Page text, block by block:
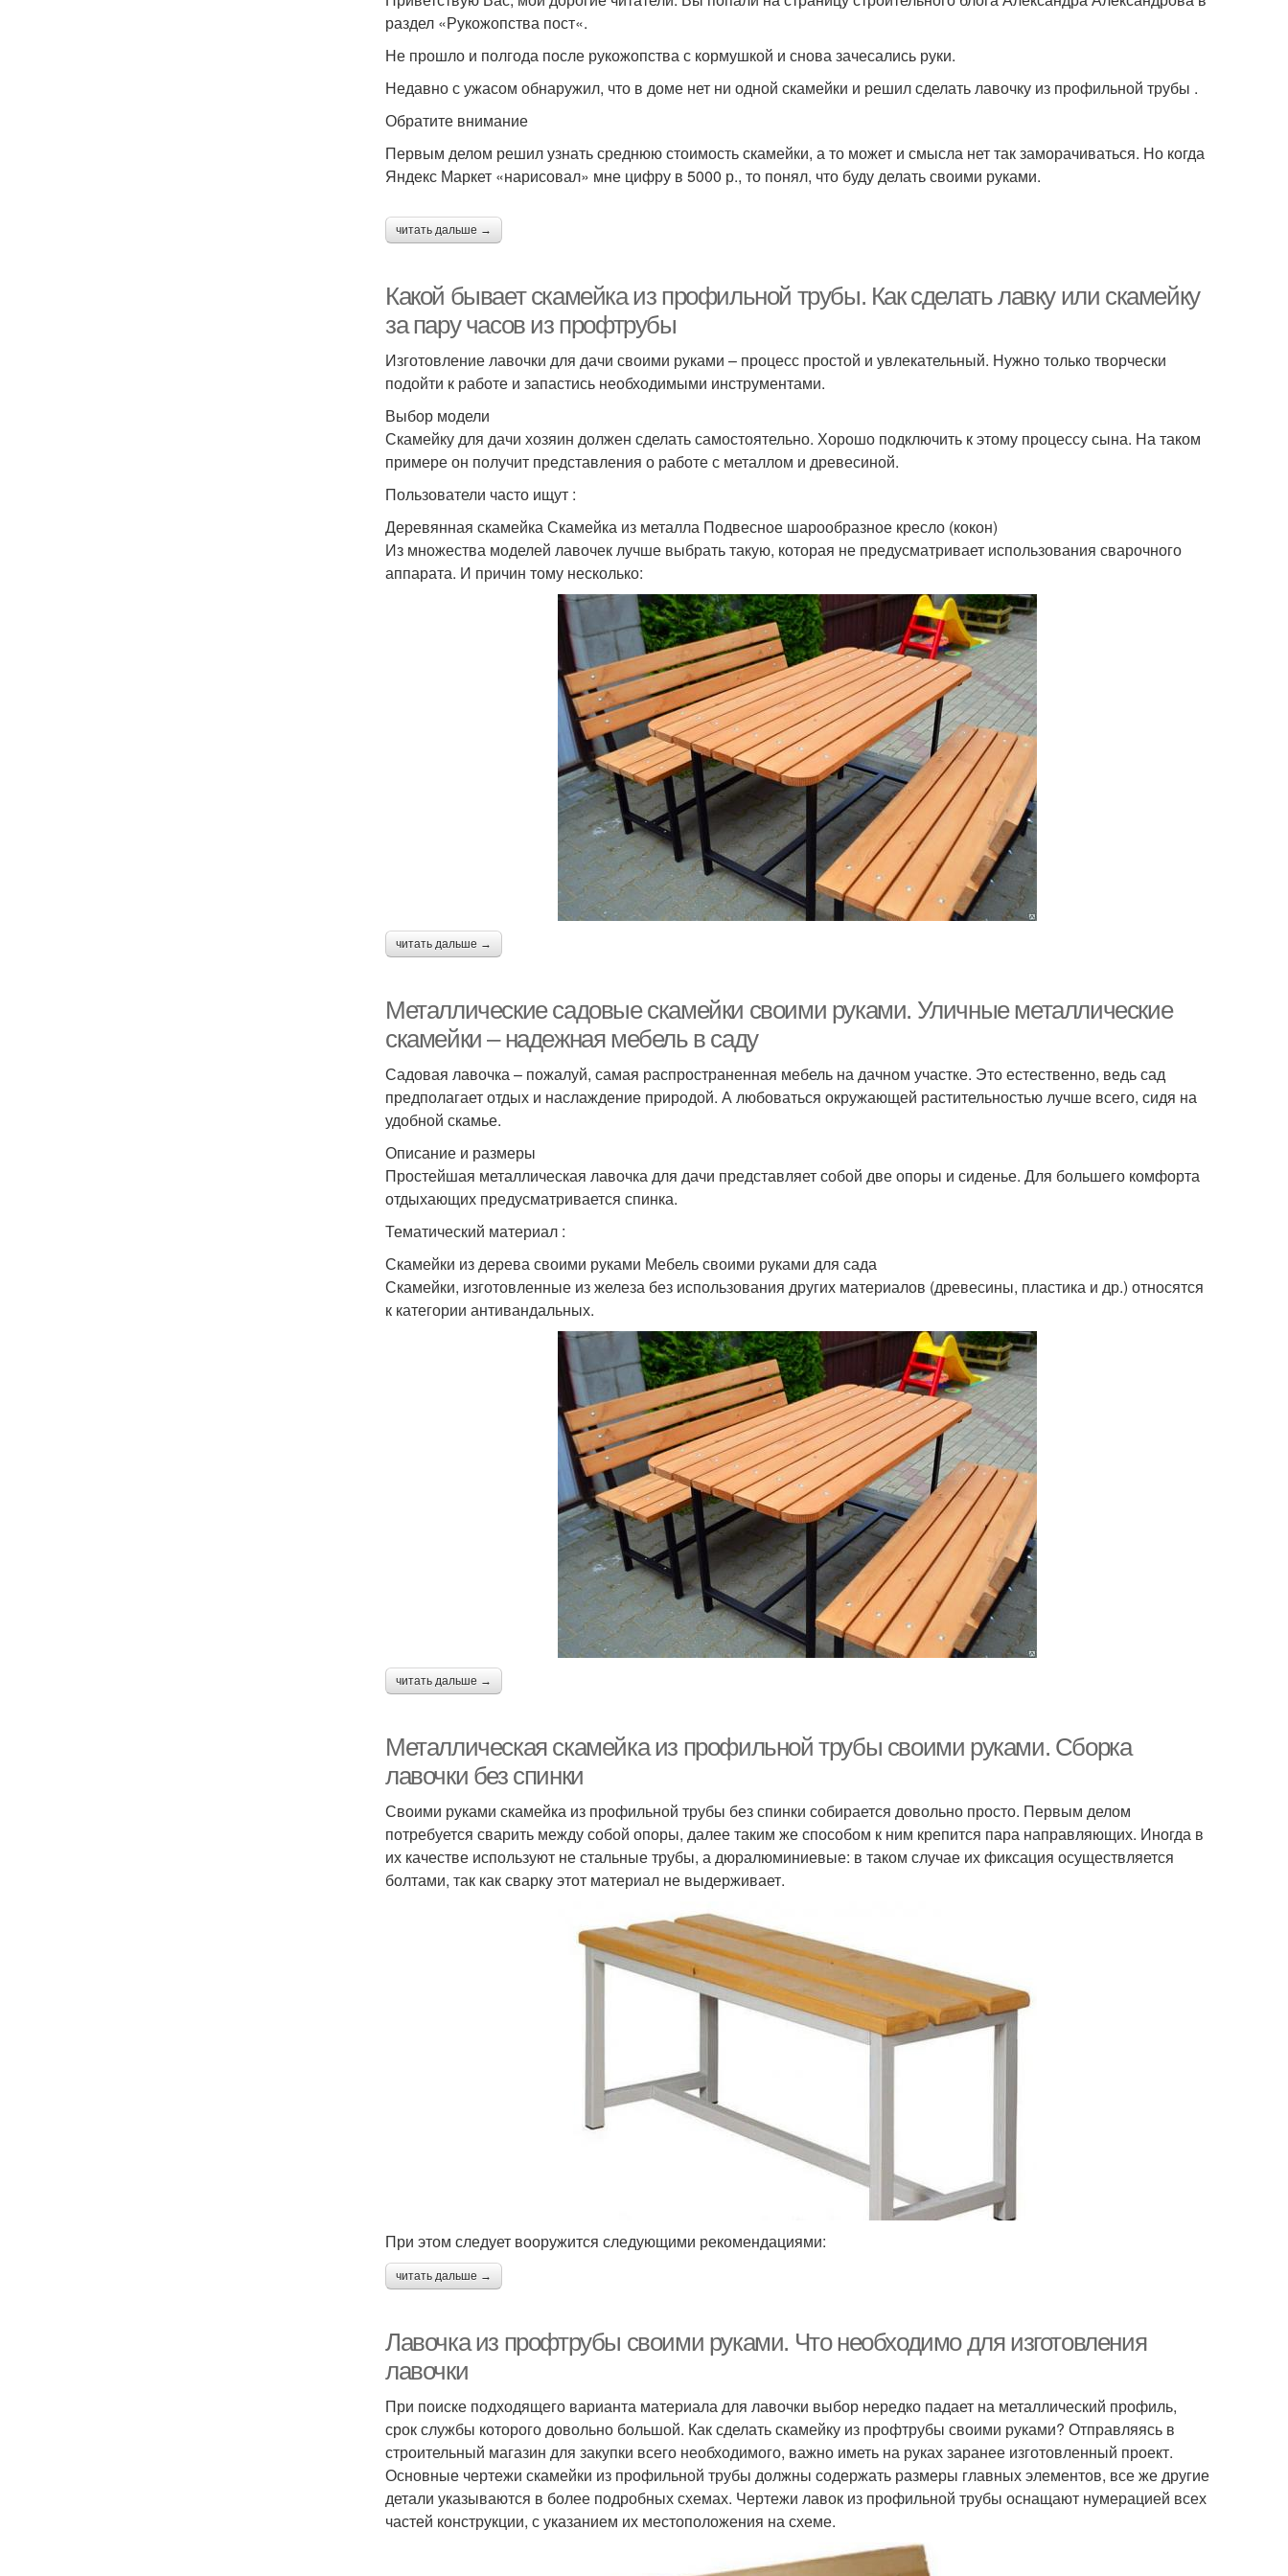
раздел «Рукожопства пост«.
Не прошло и полгода после рукожопства с кормушкой и снова зачесались руки.
Недавно с ужасом обнаружил, что в доме нет ни одной скамейки и решил сделать лавочку из профильной трубы .
Обратите внимание
Первым делом решил узнать среднюю стоимость скамейки, а то может и смысла нет так заморачиваться. Но когда
Яндекс Маркет «нарисовал» мне цифру в 5000 р., то понял, что буду делать своими руками.
читать дальше →
Какой бывает скамейка из профильной трубы. Как сделать лавку или скамейку
за пару часов из профтрубы
Изготовление лавочки для дачи своими руками – процесс простой и увлекательный. Нужно только творчески
подойти к работе и запастись необходимыми инструментами.
Выбор модели
Скамейку для дачи хозяин должен сделать самостоятельно. Хорошо подключить к этому процессу сына. На таком
примере он получит представления о работе с металлом и древесиной.
Пользователи часто ищут :
Деревянная скамейка Скамейка из металла Подвесное шарообразное кресло (кокон)
Из множества моделей лавочек лучше выбрать такую, которая не предусматривает использования сварочного
аппарата. И причин тому несколько:
читать дальше →
Металлические садовые скамейки своими руками. Уличные металлические
скамейки – надежная мебель в саду
Садовая лавочка – пожалуй, самая распространенная мебель на дачном участке. Это естественно, ведь сад
предполагает отдых и наслаждение природой. А любоваться окружающей растительностью лучше всего, сидя на
удобной скамье.
Описание и размеры
Простейшая металлическая лавочка для дачи представляет собой две опоры и сиденье. Для большего комфорта
отдыхающих предусматривается спинка.
Тематический материал :
Скамейки из дерева своими руками Мебель своими руками для сада
Скамейки, изготовленные из железа без использования других материалов (древесины, пластика и др.) относятся
к категории антивандальных.
читать дальше →
Металлическая скамейка из профильной трубы своими руками. Сборка
лавочки без спинки
Своими руками скамейка из профильной трубы без спинки собирается довольно просто. Первым делом
потребуется сварить между собой опоры, далее таким же способом к ним крепится пара направляющих. Иногда в
их качестве используют не стальные трубы, а дюралюминиевые: в таком случае их фиксация осуществляется
болтами, так как сварку этот материал не выдерживает.
При этом следует вооружится следующими рекомендациями:
читать дальше →
Лавочка из профтрубы своими руками. Что необходимо для изготовления
лавочки
При поиске подходящего варианта материала для лавочки выбор нередко падает на металлический профиль,
срок службы которого довольно большой. Как сделать скамейку из профтрубы своими руками? Отправляясь в
строительный магазин для закупки всего необходимого, важно иметь на руках заранее изготовленный проект.
Основные чертежи скамейки из профильной трубы должны содержать размеры главных элементов, все же другие
детали указываются в более подробных схемах. Чертежи лавок из профильной трубы оснащают нумерацией всех
частей конструкции, с указанием их местоположения на схеме.